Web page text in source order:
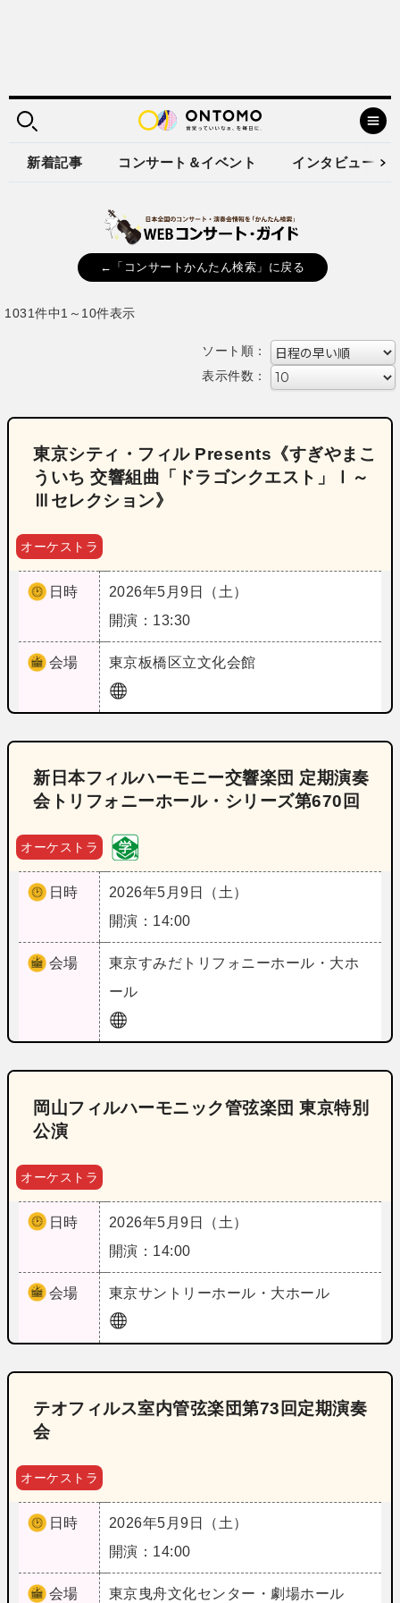
新着記事 コンサート＆イベント インタビュー
←「コンサートかんたん検索」に戻る
1031件中1～10件表示
ソート順：
表示件数：
東京シティ・フィル Presents《すぎやまこ
ういち 交響組曲「ドラゴンクエスト」Ⅰ～
Ⅲセレクション》
オーケストラ
日時
2026年5月9日（土）
開演：13:30
会場 東京板橋区立文化会館
新日本フィルハーモニー交響楽団 定期演奏
会トリフォニーホール・シリーズ第670回
オーケストラ
日時
2026年5月9日（土）
開演：14:00
会場 東京すみだトリフォニーホール・大ホ
ール
岡山フィルハーモニック管弦楽団 東京特別
公演
オーケストラ
日時
2026年5月9日（土）
開演：14:00
会場 東京サントリーホール・大ホール
テオフィルス室内管弦楽団第73回定期演奏
会
オーケストラ
日時
2026年5月9日（土）
開演：14:00
会場 東京曳舟文化センター・劇場ホール